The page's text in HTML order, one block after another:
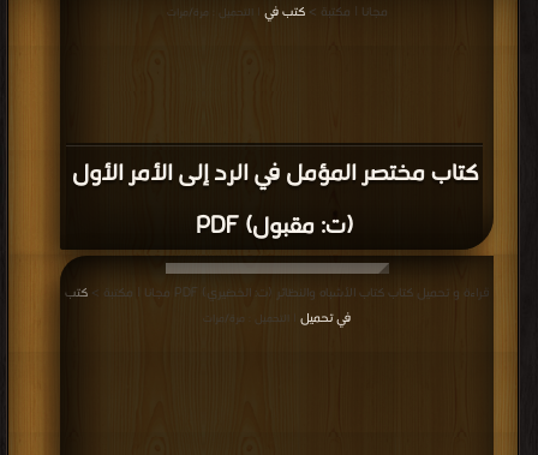
كتاب مختصر المؤمل في الرد إلى الأمر الأول
(ت: مقبول) PDF
مجانا | مكتبة >كتب في | التحميل : مرة/مرات
قراءة و تحميل كتاب كتاب الأشباه والنظائر (ت: الخضيري) PDF مجانا | مكتبة >
كتب
في تحميل
| التحميل : مرة/مرات